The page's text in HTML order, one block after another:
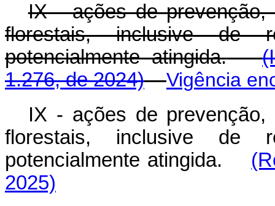
IX - ações de prevenção,
florestais, inclusive de
potencialmente atingida.
1.276, de 2024)
Vigência
IX - ações de
florestais, inclusive de
potencialmente atingida.
2025)